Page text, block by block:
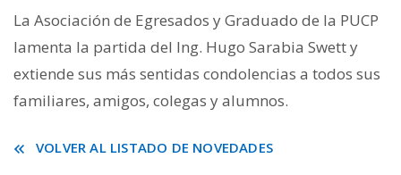
La Asociación de Egresados y Graduado de la PUCP
lamenta la partida del Ing. Hugo Sarabia Swett y
extiende sus más sentidas condolencias a todos sus
familiares, amigos, colegas y alumnos.
VOLVER AL LISTADO DE NOVEDADES